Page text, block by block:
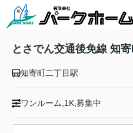
とさでん交通後免線 知
知寄町二丁目駅
ワンルーム,1K,募集中